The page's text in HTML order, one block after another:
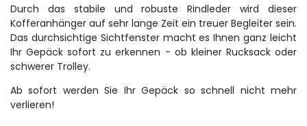
Durch das stabile und robuste Rindleder wird dieser
Kofferanhänger auf sehr lange Zeit ein treuer Begleiter sein.
Das durchsichtige Sichtfenster macht es Ihnen ganz leicht
Ihr Gepäck sofort zu erkennen - ob kleiner Rucksack oder
schwerer Trolley.
Ab sofort werden Sie Ihr Gepäck so schnell nicht mehr
verlieren!